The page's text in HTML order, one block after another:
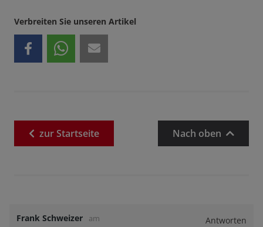
Verbreiten Sie unseren Artikel
zurStartseite Nach oben
Frank Schweizer am Antworten